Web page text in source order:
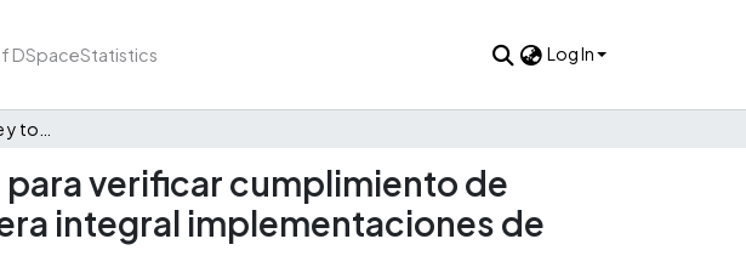
DSpaceStatistics Log In
verificar cumplimiento de
integral implementaciones de